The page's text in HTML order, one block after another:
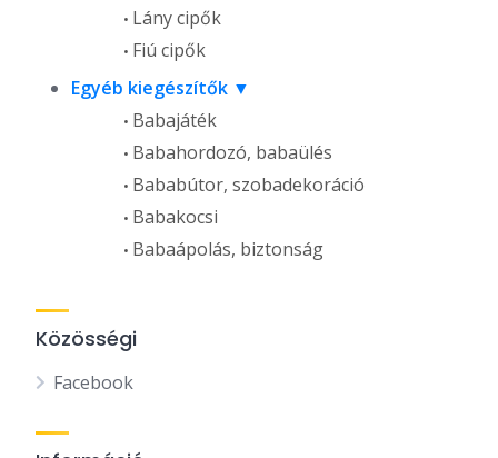
Lány cipők
Fiú cipők
Egyéb kiegészítők
Babajáték
Babahordozó, babaülés
Bababútor, szobadekoráció
Babakocsi
Babaápolás, biztonság
Közösségi
Facebook